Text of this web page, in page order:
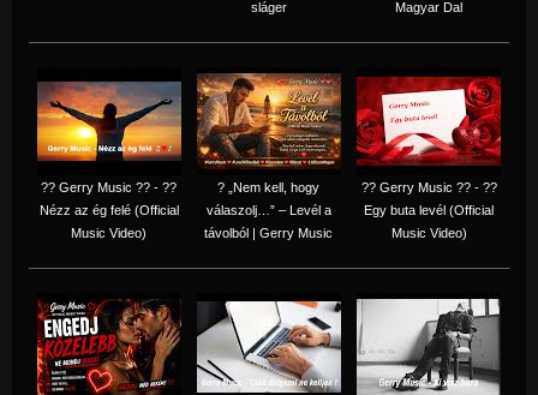
sláger Magyar Dal
?? Gerry Music ?? - ??
Nézz az ég felé (Official
Music Video)
? „Nem kell, hogy
válaszolj…” – Levél a
távolból | Gerry Music
?? Gerry Music ?? - ??
Egy buta levél (Official
Music Video)